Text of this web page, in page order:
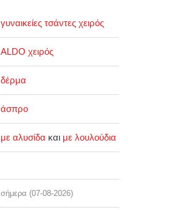
γυναικείες τσάντες χειρός
ALDO χειρός
δέρμα
άσπρο
με αλυσίδα και με λουλούδια
σήμερα (07-08-2026)